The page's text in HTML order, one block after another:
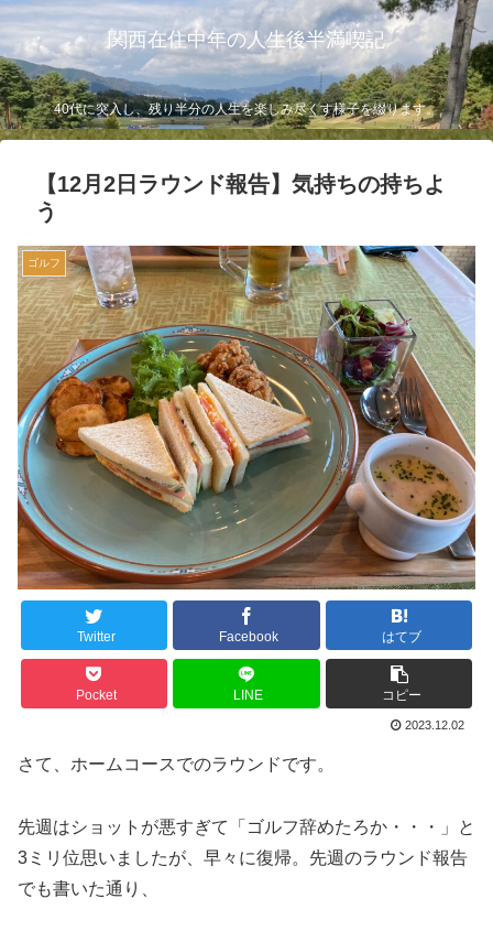
関西在住中年の人生後半満喫記
40代に突入し、残り半分の人生を楽しみ尽くす様子を綴ります。
【12月2日ラウンド報告】気持ちの持ちよ
う
ゴルフ
Twitter Facebook はてブ
Pocket LINE コピー
2023.12.02
さて、ホームコースでのラウンドです。
先週はショットが悪すぎて「ゴルフ辞めたろか・・・」と
3ミリ位思いましたが、早々に復帰。先週のラウンド報告
でも書いた通り、